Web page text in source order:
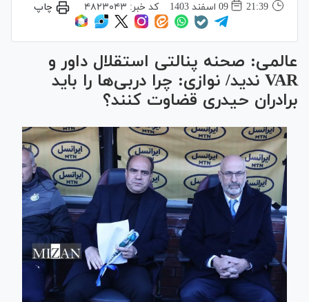
21:39
09 اسفند 1403 کد خبر: ۴۸۲۳۰۴۳ چاپ
عالمی: صحنه پنالتی استقلال داور و
VAR ندید/ نوازی: چرا دربی‌ها را باید
برادران حیدری قضاوت کنند؟